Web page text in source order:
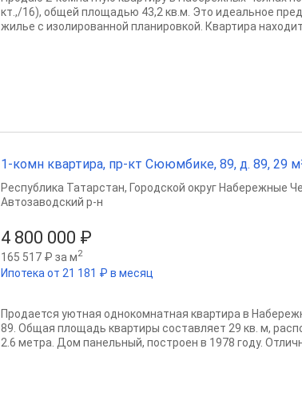
кт.,/16), общей площадью 43,2 кв.м. Это идеальное
жилье с изолированной планировкой. Квартира
1-комн квартира, пр-кт Сююмбике, 89, д. 89, 29
4 800 000 ₽
165 517 ₽ за м2
Ипотека от 21 181 ₽ в месяц
Республика Татарстан, Городской округ Набережные
Автозаводский р-н
Продается уютная однокомнатная квартира в
89. Общая площадь квартиры составляет 29 кв. м,
2.6 метра. Дом панельный, построен в 1978 году.